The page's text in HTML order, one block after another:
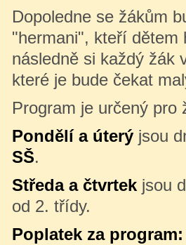
Dopoledne se žákům
"hermani", kteří dětem
následně si každý žák
které je bude čekat
Program je určený pro
Pondělí a úterý jsou
SŠ.
Středa a čtvrtek jsou
od 2. třídy.
Poplatek za program: